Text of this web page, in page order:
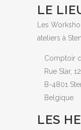
LE
Les
ateliers à
Comptoir
Rue Slar,
B-4801
Belgique
LES